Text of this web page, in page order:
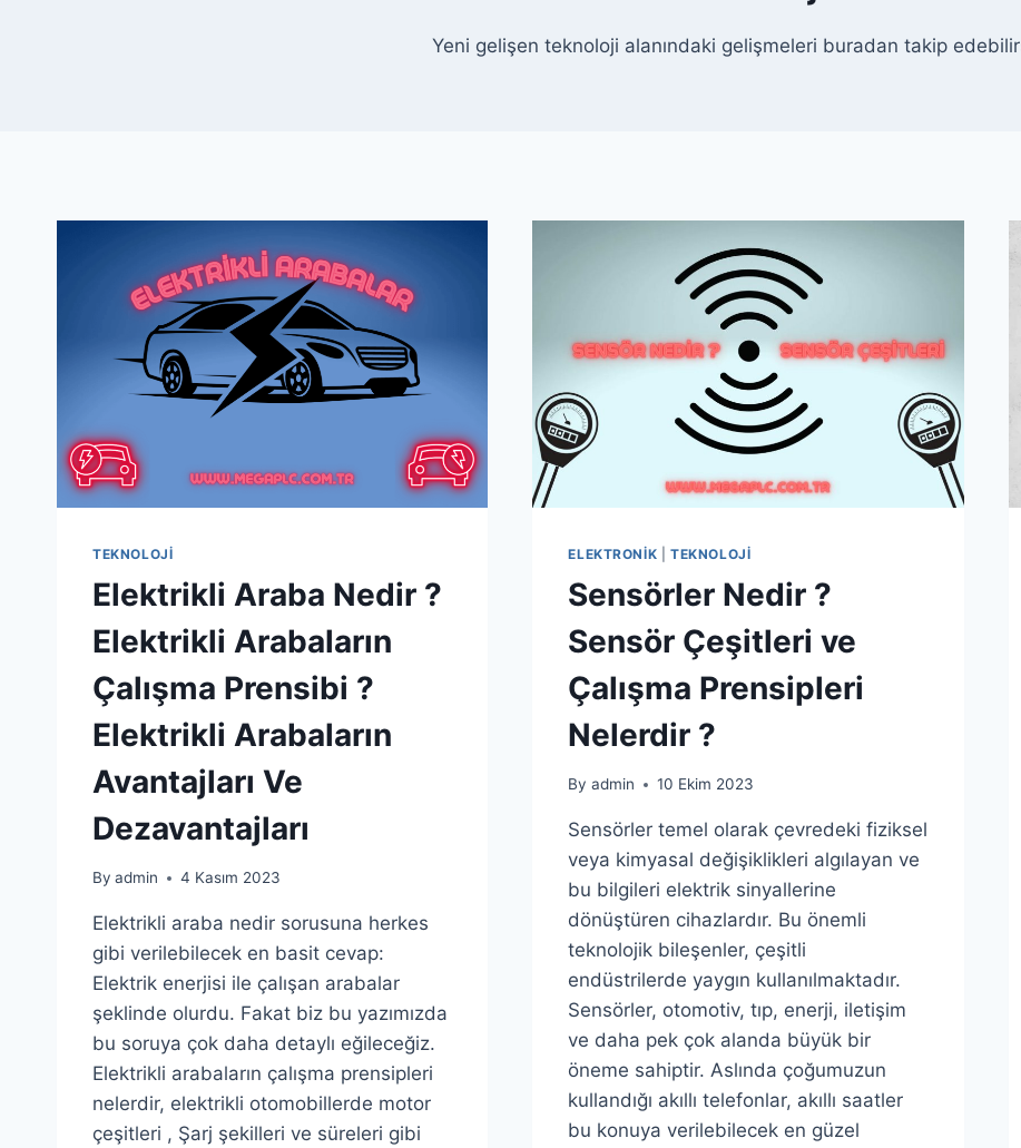
Yeni gelişen teknoloji alanındaki gelişmeleri buradan takip
TEKNOLOJI
Elektrikli Araba Nedir ?
Elektrikli Arabaların
Çalışma Prensibi ?
Elektrikli Arabaların
Avantajları Ve
Dezavantajları
By admin 4 Kasım 2023
Elektrikli araba nedir sorusuna herkes
gibi verilebilecek en basit cevap:
Elektrik enerjisi ile çalışan arabalar
şeklinde olurdu. Fakat biz bu yazımızda
bu soruya çok daha detaylı eğileceğiz.
Elektrikli arabaların çalışma prensipleri
nelerdir, elektrikli otomobillerde motor
çeşitleri , Şarj şekilleri ve süreleri gibi
ELEKTRONIK |TEKNOLOJI
Sensörler Nedir ?
Sensör Çeşitleri ve
Çalışma Prensipleri
Nelerdir ?
By admin 10 Ekim 2023
Sensörler temel olarak çevredeki fiziksel
veya kimyasal değişiklikleri algılayan ve
bu bilgileri elektrik sinyallerine
dönüştüren cihazlardır. Bu önemli
teknolojik bileşenler, çeşitli
endüstrilerde yaygın kullanılmaktadır.
Sensörler, otomotiv, tıp, enerji, iletişim
ve daha pek çok alanda büyük bir
öneme sahiptir. Aslında çoğumuzun
kullandığı akıllı telefonlar, akıllı saatler
bu konuya verilebilecek en güzel